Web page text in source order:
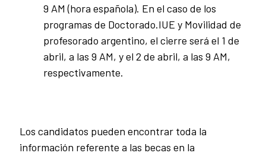
9 AM (hora española). En el caso de los
programas de Doctorado.IUE y Movilidad de
profesorado argentino, el cierre será el 1 de
abril, a las 9 AM, y el 2 de abril, a las 9 AM,
respectivamente.
Los candidatos pueden encontrar toda la
información referente a las becas en la